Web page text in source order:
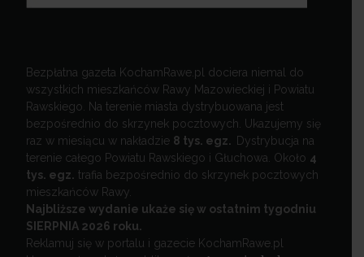
Bezpłatna gazeta KochamRawe.pl dociera niemal do
wszystkich mieszkańców Rawy Mazowieckiej i Powiatu
Rawskiego. Na terenie miasta dystrybuowana jest
bezpośrednio do skrzynek pocztowych. Ukazujemy się
raz w miesiącu w nakładzie 8 tys. egz.
Dystrybucja na
terenie całego Powiatu Rawskiego i Głuchowa. Około 4
tys. egz. trafia bezpośrednio do skrzynek pocztowych
mieszkańców Rawy.
Najbliższe wydanie ukaże się w ostatnim tygodniu
SIERPNIA 2026 roku.
Reklamuj się w portalu i gazecie KochamRawe.pl